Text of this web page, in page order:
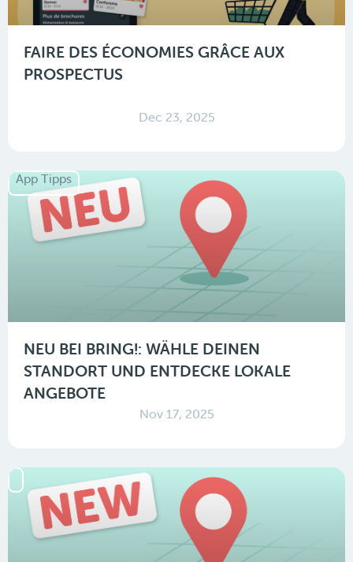
FAIRE DES ÉCONOMIES GRÂCE AUX
PROSPECTUS
Dec 23, 2025
App Tipps
NEU BEI BRING!: WÄHLE DEINEN
STANDORT UND ENTDECKE LOKALE
ANGEBOTE
Nov 17, 2025